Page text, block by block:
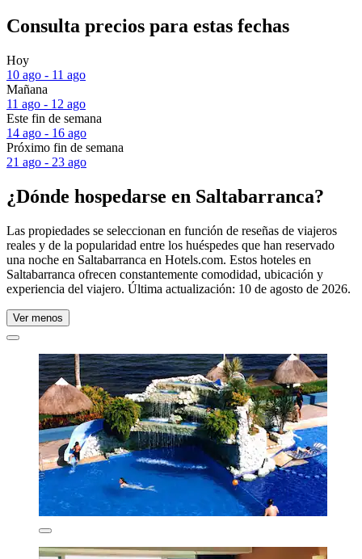
Consulta precios para estas fechas
Hoy
10 ago - 11 ago
Mañana
11 ago - 12 ago
Este fin de semana
14 ago - 16 ago
Próximo fin de semana
21 ago - 23 ago
¿Dónde hospedarse en Saltabarranca?
Las propiedades se seleccionan en función de reseñas de viajeros
reales y de la popularidad entre los huéspedes que han reservado
una noche en Saltabarranca en Hotels.com. Estos hoteles en
Saltabarranca ofrecen constantemente comodidad, ubicación y
experiencia del viajero. Última actualización: 10 de agosto de 2026.
Ver menos